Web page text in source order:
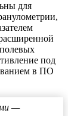
для
под
в ПО
—